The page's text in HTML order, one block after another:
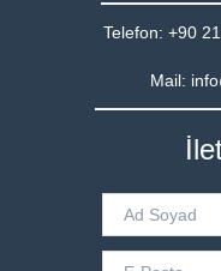
Telefon: +90
Mail: